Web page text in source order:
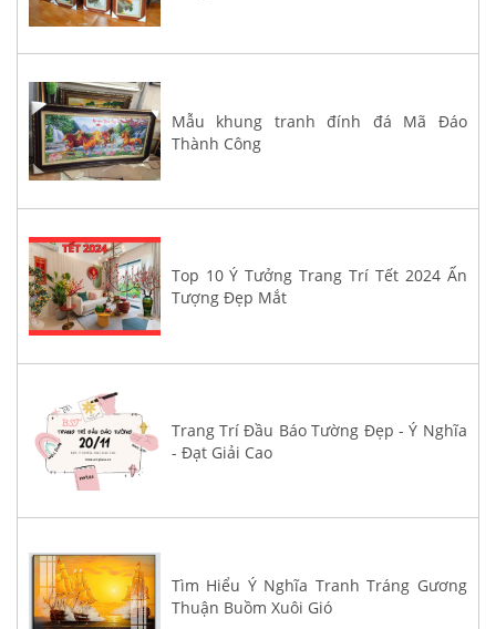
Mẫu khung tranh đính đá Mã Đáo
Thành Công
Top 10 Ý Tưởng Trang Trí Tết 2024 Ấn
Tượng Đẹp Mắt
Trang Trí Đầu Báo Tường Đẹp - Ý Nghĩa
- Đạt Giải Cao
Tìm Hiểu Ý Nghĩa Tranh Tráng Gương
Thuận Buồm Xuôi Gió